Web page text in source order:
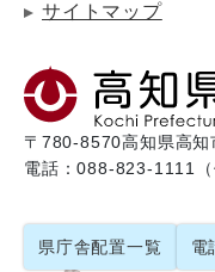
サイトマップ
〒780-8570高知県高
電話：088-823-1111
県庁舎配置一覧 電